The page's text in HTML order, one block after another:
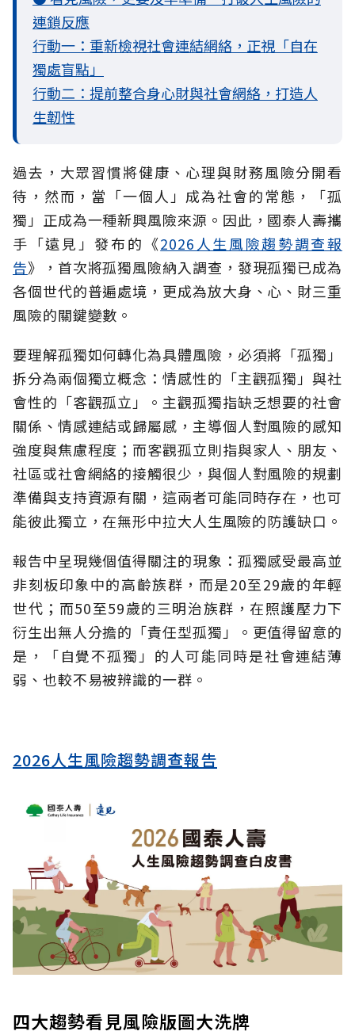
連鎖反應
行動一：重新檢視社會連結網絡，正視「自在
獨處盲點」
行動二：提前整合身心財與社會網絡，打造人
生韌性
過去，大眾習慣將健康、心理與財務風險分開看
待，然而，當「一個人」成為社會的常態，「孤
獨」正成為一種新興風險來源。因此，國泰人壽攜
手「遠見」發布的《2026人生風險趨勢調查報
告》，首次將孤獨風險納入調查，發現孤獨已成為
各個世代的普遍處境，更成為放大身、心、財三重
風險的關鍵變數。
要理解孤獨如何轉化為具體風險，必須將「孤獨」
拆分為兩個獨立概念：情感性的「主觀孤獨」與社
會性的「客觀孤立」。主觀孤獨指缺乏想要的社會
關係、情感連結或歸屬感，主導個人對風險的感知
強度與焦慮程度；而客觀孤立則指與家人、朋友、
社區或社會網絡的接觸很少，與個人對風險的規劃
準備與支持資源有關，這兩者可能同時存在，也可
能彼此獨立，在無形中拉大人生風險的防護缺口。
報告中呈現幾個值得關注的現象：孤獨感受最高並
非刻板印象中的高齡族群，而是20至29歲的年輕
世代；而50至59歲的三明治族群，在照護壓力下
衍生出無人分擔的「責任型孤獨」。更值得留意的
是，「自覺不孤獨」的人可能同時是社會連結薄
弱、也較不易被辨識的一群。
2026人生風險趨勢調查報告
四大趨勢看見風險版圖大洗牌